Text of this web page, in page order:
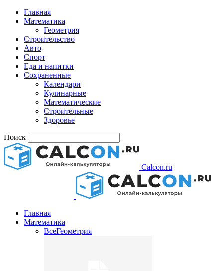
Главная
Математика
Геометрия
Строительство
Авто
Спорт
Еда и напитки
Сохраненные
Календари
Кулинарные
Математические
Строительные
Здоровье
Поиск
Calcon.ru
Главная
Математика
ВсеГеометрия